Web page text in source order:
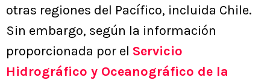
otras regiones del Pacífico, incluida Chile.
Sin embargo, según la información
proporcionada por el Servicio
Hidrográfico y Oceanográfico de la